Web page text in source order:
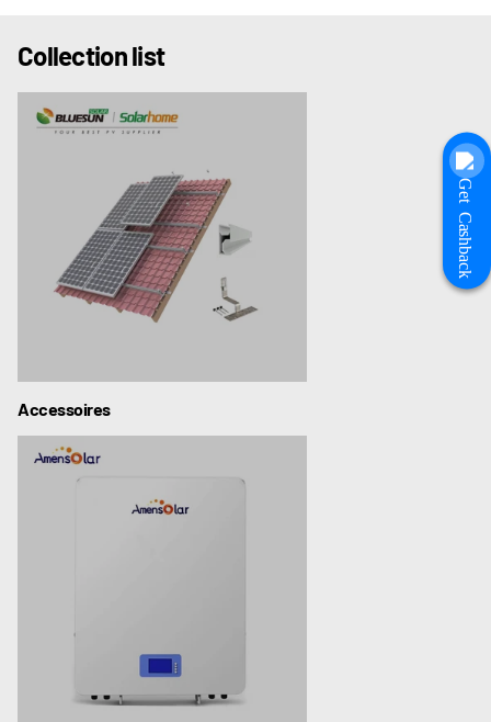
Collection list
Accessoires
Get Cashback